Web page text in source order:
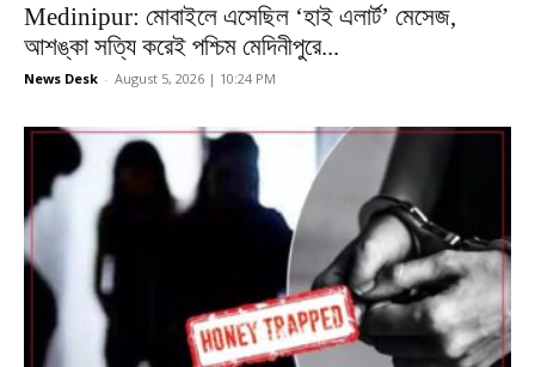
Medinipur: মোবাইলে এসেছিল ‘হাই এলার্ট’ মেসেজ,
আশঙ্কা সত্যি করেই পশ্চিম মেদিনীপুরে...
News Desk - August 5, 2026 | 10:24 PM